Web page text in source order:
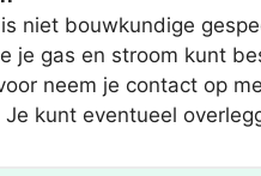
niet bouwkundige
je gas en stroom kunt
neem je contact op
kunt eventueel